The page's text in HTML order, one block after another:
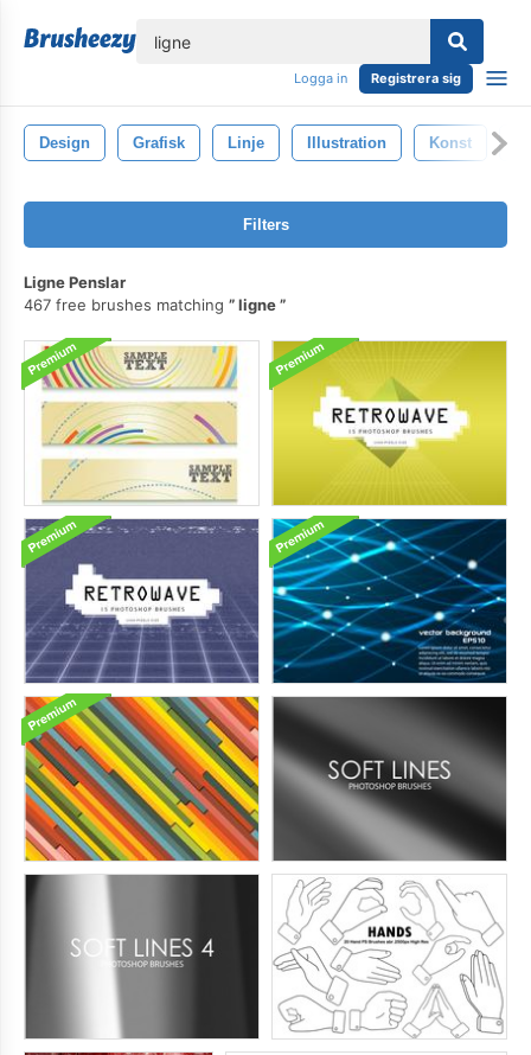
Logga in Registrera sig
Design Grafisk Linje Illustration Konst
Filters
Ligne Penslar
467 free brushes matching
ligne